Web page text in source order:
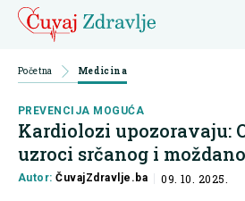
Početna Medicina
PREVENCIJA MOGUĆA
Kardiolozi upozoravaju:
uzroci srčanog i
Autor:ČuvajZdravlje.ba 09. 10. 2025.